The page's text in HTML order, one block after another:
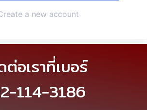
a new account
อเราที่เบอร์
114-3186